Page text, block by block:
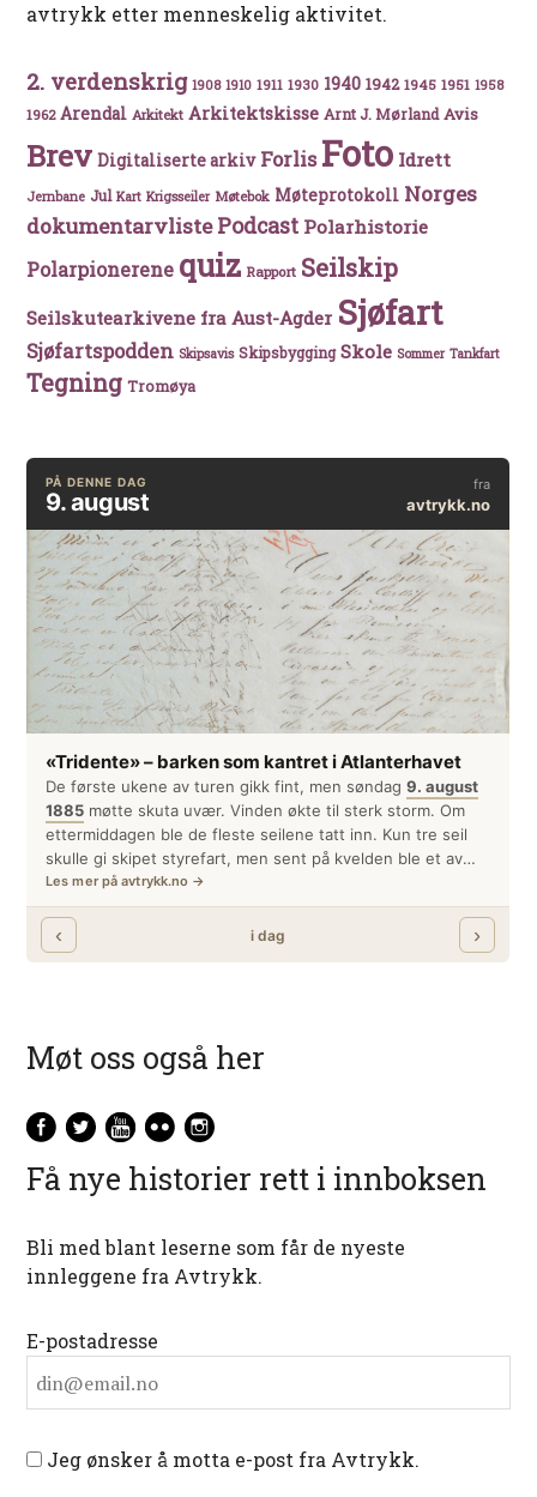
avtrykk etter menneskelig aktivitet.
2. verdenskrig 1908 1910 1911 1930 1940 1942 1945 1951 1958
1962 Arendal Arkitekt Arkitektskisse Arnt J. Mørland Avis
Brev Digitaliserte arkiv Forlis Foto Idrett
Jernbane Jul Kart Krigsseiler Møtebok Møteprotokoll Norges
dokumentarvlistePodcast Polarhistorie
Polarpionerene quiz Rapport Seilskip
Seilskutearkivene fra Aust-Agder Sjøfart
Sjøfartspodden Skipsavis Skipsbygging Skole Sommer Tankfart
Tegning Tromøya
Møt oss også her
Få nye historier rett i innboksen
Bli med blant leserne som får de nyeste
innleggene fra Avtrykk.
E-postadresse
Jeg ønsker å motta e-post fra Avtrykk.